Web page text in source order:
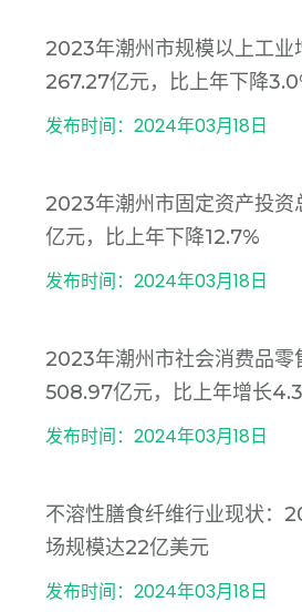
2023年潮州市规模以上工业
267.27亿元，比上年下降
发布时间：2024年03月18日
2023年潮州市固定资产投
亿元，比上年下降12.7%
发布时间：2024年03月18日
2023年潮州市社会消费品零
508.97亿元，比上年增长
发布时间：2024年03月18日
不溶性膳食纤维行业现状：
场规模达22亿美元
发布时间：2024年03月18日